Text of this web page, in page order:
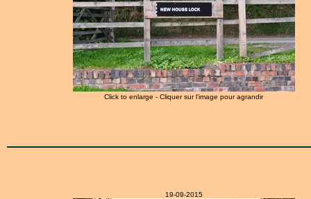
Click to enlarge - Cliquer sur l'image pour agrandir
19-09-2015